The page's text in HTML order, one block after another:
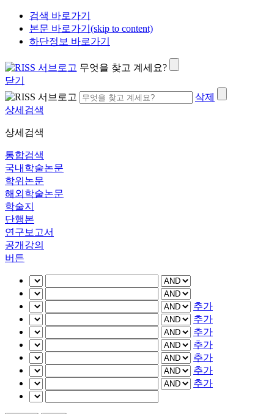
검색 바로가기
본문 바로가기(skip to content)
하단정보 바로가기
무엇을 찾고 계세요?
닫기
삭제
상세검색
상세검색
통합검색
국내학술논문
학위논문
해외학술논문
학술지
단행본
연구보고서
공개강의
버튼
추가
추가
추가
추가
추가
추가
추가